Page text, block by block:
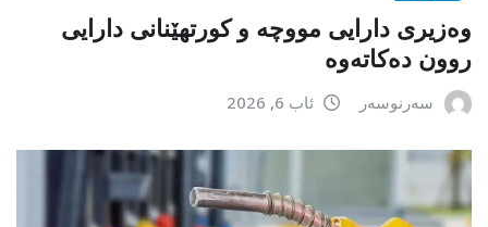
وەزیری دارایی مووچە و کورتهێنانی دارایی
روون دەکاتەوە
سەرنوسەر ئاب 6, 2026